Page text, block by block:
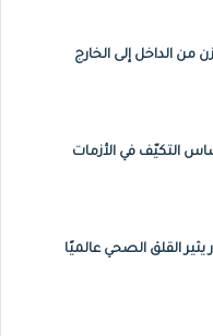
عرضة للإصابة
يعمل الجهاز
من الجلد لإنتاج
الطبيعية ما
وتكوين قشور
بعض الحالات
المستمر ما ينتج
من الداخل إلى الخارج
التكيّف في الأزمات
يثير القلق الصحي عالميًا